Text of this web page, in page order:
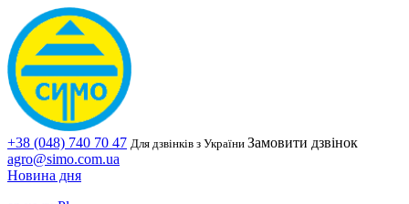
+38 (048) 740 70 47 Для дзвінків з України Замовити дзвінок
agro@simo.com.ua
Новина дня